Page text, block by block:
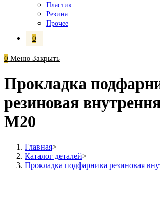
Пластик
Резина
Прочее
0
0 Меню Закрыть
Прокладка
резиновая
М20
Главная>
Каталог деталей>
Прокладка подфарника резиновая